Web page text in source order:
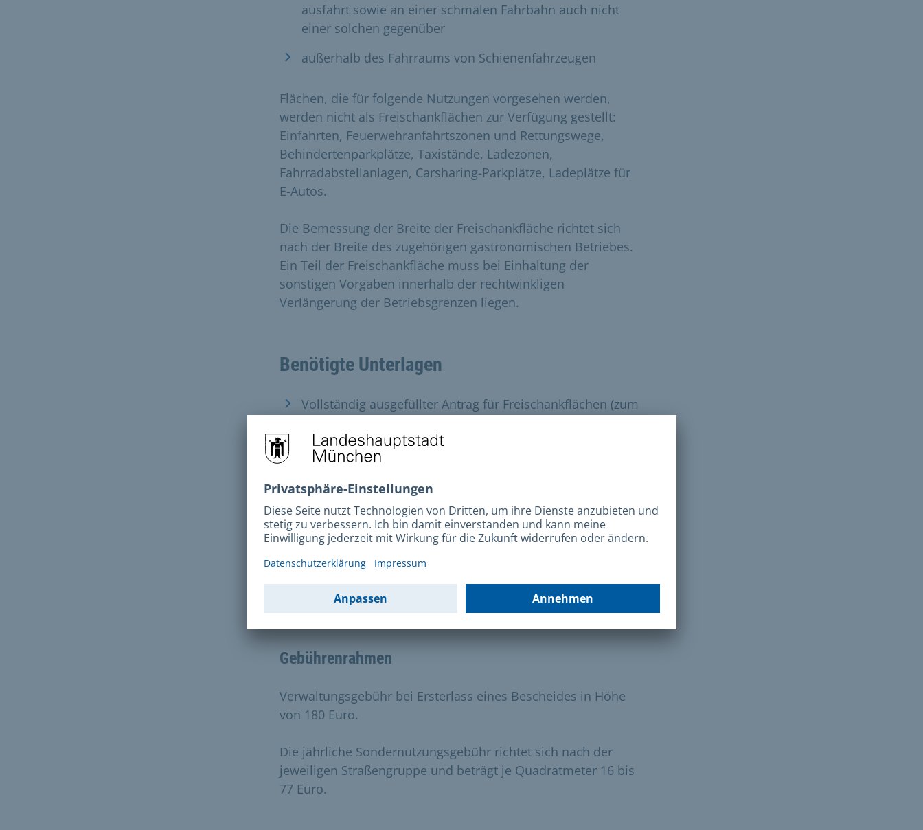
ausfahrt sowie an einer schmalen Fahrbahn auch nicht
einer solchen gegenüber
außerhalb des Fahrraums von Schienenfahrzeugen
Flächen, die für folgende Nutzungen vorgesehen werden,
werden nicht als Freischankflächen zur Verfügung gestellt:
Einfahrten, Feuerwehranfahrtszonen und Rettungswege,
Behindertenparkplätze, Taxistände, Ladezonen,
Fahrradabstellanlagen, Carsharing-Parkplätze, Ladeplätze für
E-Autos.
Die Bemessung der Breite der Freischankfläche richtet sich
nach der Breite des zugehörigen gastronomischen Betriebes.
Ein Teil der Freischankfläche muss bei Einhaltung der
sonstigen Vorgaben innerhalb der rechtwinkligen
Verlängerung der Betriebsgrenzen liegen.
Benötigte Unterlagen
Vollständig ausgefüllter Antrag für Freischankflächen (zum
Maßstabsgetreuer Plan 1:100, aus dem die neu beantragte
Fotos der beantragten Fläche, die die örtlichen
Gegebenheiten hinsichtlich der Stellfläche und der
unmittelbaren Umgebung erkennen lassen
Dauer und Kosten
Gebührenrahmen
Verwaltungsgebühr bei Ersterlass eines Bescheides in Höhe
von 180 Euro.
Die jährliche Sondernutzungsgebühr richtet sich nach der
jeweiligen Straßengruppe und beträgt je Quadratmeter 16 bis
77 Euro.